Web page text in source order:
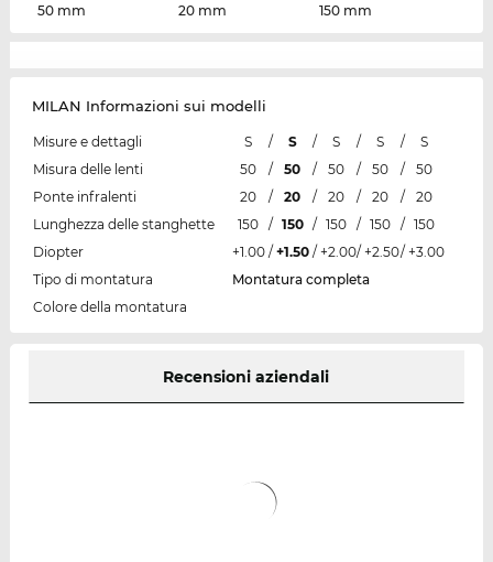
50 mm
20 mm
150 mm
MILAN Informazioni sui modelli
Misure e dettagli S / S / S / S /
S
Misura delle lenti
50 / 50 / 50 / 50 /
50
Ponte infralenti
20 / 20 / 20 / 20 /
20
Lunghezza delle stanghette
150 / 150 / 150 / 150 / 150
Diopter
+1.00 / +1.50 / +2.00/ +2.50/ +3.00
Tipo di montatura
Montatura completa
Colore della montatura
Recensioni aziendali